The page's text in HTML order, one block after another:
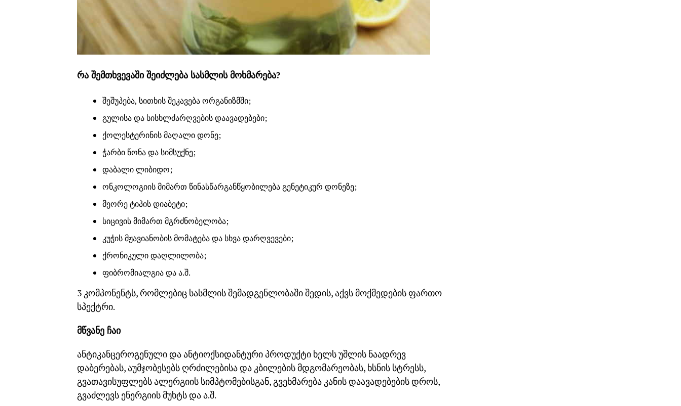
რა შემთხვევაში შეიძლება სასმლის მოხმარება?
შეშუპება, სითხის შეკავება ორგანიზმში;
გულისა და სისხლძარღვების დაავადებები;
ქოლესტერინის მაღალი დონე;
ჭარბი წონა და სიმსუქნე;
დაბალი ლიბიდო;
ონკოლოგიის მიმართ წინასწარგანწყობილება გენეტიკურ დონეზე;
მეორე ტიპის დიაბეტი;
სიცივის მიმართ მგრძნობელობა;
კუჭის მჟავიანობის მომატება და სხვა დარღვევები;
ქრონიკული დაღლილობა;
ფიბრომიალგია და ა.შ.
3 კომპონენტს, რომლებიც სასმლის შემადგენლობაში შედის, აქვს მოქმედების ფართო
სპექტრი.
მწვანე ჩაი
ანტიკანცეროგენული და ანტიოქსიდანტური პროდუქტი ხელს უშლის ნაადრევ
დაბერებას, აუმჯობესებს ღრძილებისა და კბილების მდგომარეობას, ხსნის სტრესს,
გვათავისუფლებს ალერგიის სიმპტომებისგან, გვეხმარება კანის დაავადებების დროს,
გვაძლევს ენერგიის მუხტს და ა.შ.